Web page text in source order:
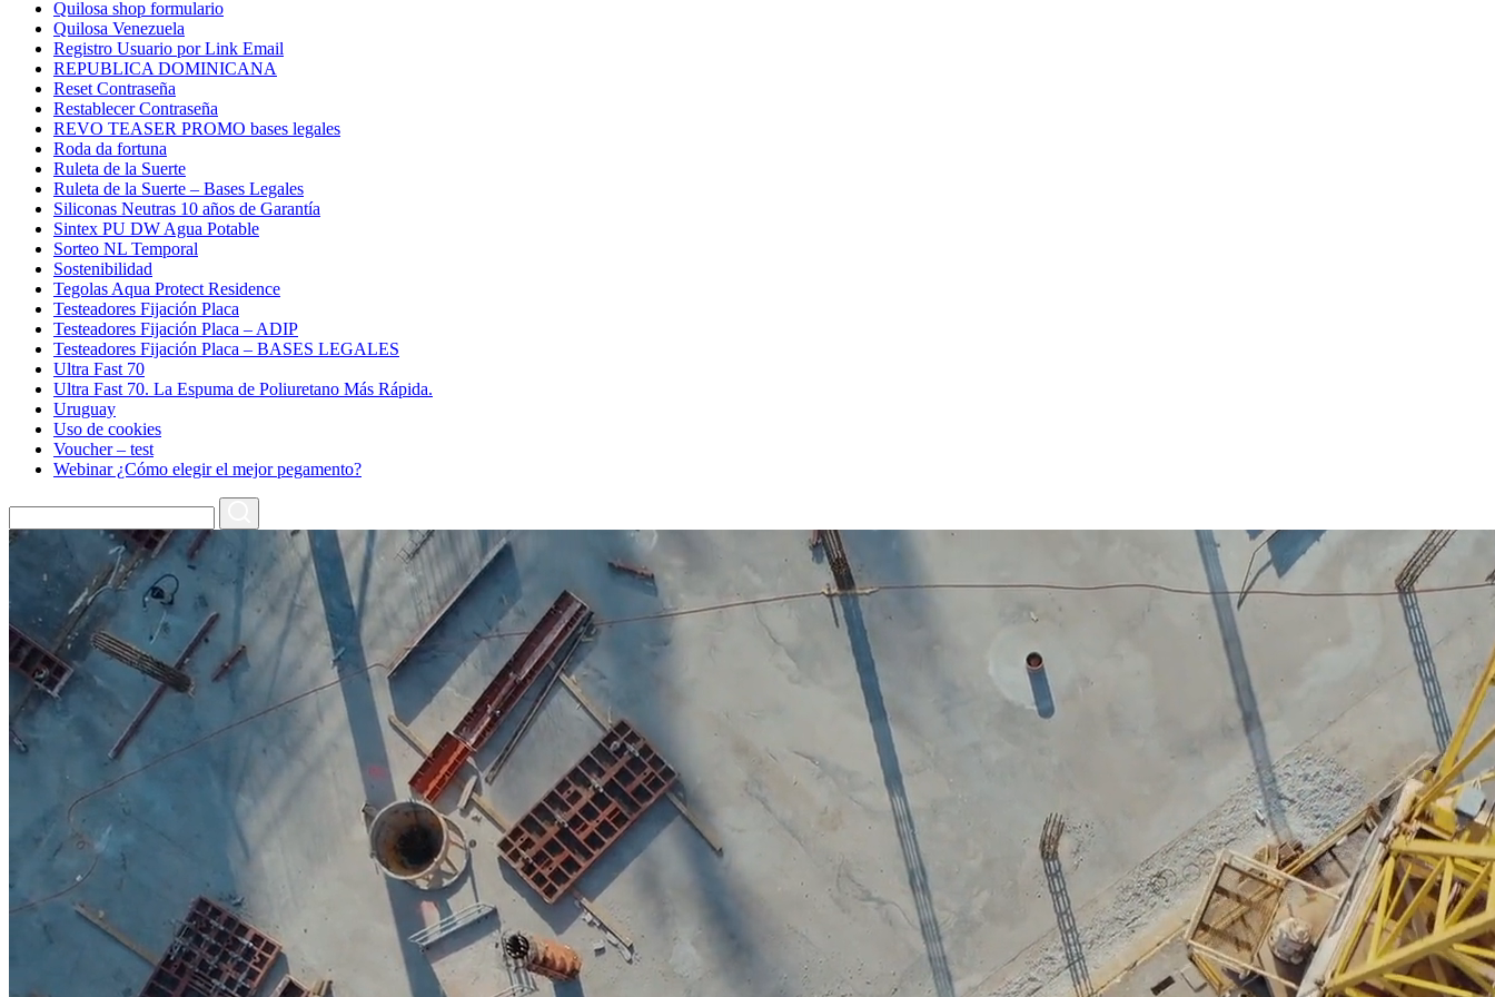
Quilosa shop formulario
Quilosa Venezuela
Registro Usuario por Link Email
REPUBLICA DOMINICANA
Reset Contraseña
Restablecer Contraseña
REVO TEASER PROMO bases legales
Roda da fortuna
Ruleta de la Suerte
Ruleta de la Suerte – Bases Legales
Siliconas Neutras 10 años de Garantía
Sintex PU DW Agua Potable
Sorteo NL Temporal
Sostenibilidad
Tegolas Aqua Protect Residence
Testeadores Fijación Placa
Testeadores Fijación Placa – ADIP
Testeadores Fijación Placa – BASES LEGALES
Ultra Fast 70
Ultra Fast 70. La Espuma de Poliuretano Más Rápida.
Uruguay
Uso de cookies
Voucher – test
Webinar ¿Cómo elegir el mejor pegamento?